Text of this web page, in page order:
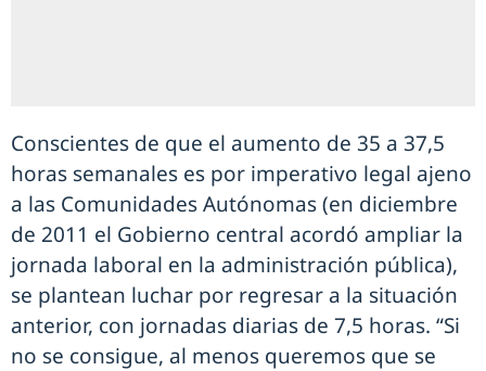
Conscientes de que el aumento de 35 a 37,5
horas semanales es por imperativo legal ajeno
a las Comunidades Autónomas (en diciembre
de 2011 el Gobierno central acordó ampliar la
jornada laboral en la administración pública),
se plantean luchar por regresar a la situación
anterior, con jornadas diarias de 7,5 horas. “Si
no se consigue, al menos queremos que se